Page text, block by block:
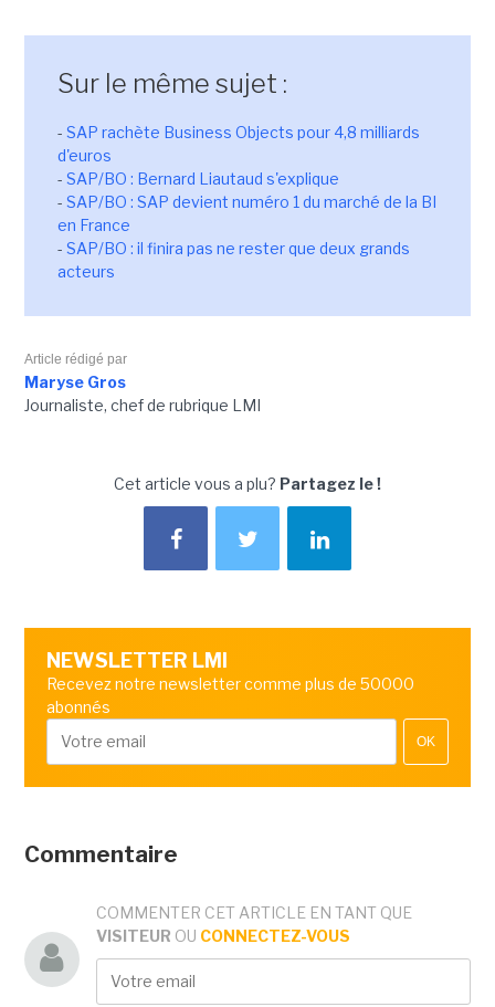
Sur le même sujet :
- SAP rachète Business Objects pour 4,8 milliards
d'euros
- SAP/BO : Bernard Liautaud s'explique
- SAP/BO : SAP devient numéro 1 du marché de la BI
en France
- SAP/BO : il finira pas ne rester que deux grands
acteurs
Article rédigé par
Maryse Gros
Journaliste, chef de rubrique LMI
Cet article vous a plu? Partagez le !
NEWSLETTER LMI
Recevez notre newsletter comme plus de 50000
abonnés
OK
Commentaire
COMMENTER CET ARTICLE EN TANT QUE
VISITEUR OU CONNECTEZ-VOUS